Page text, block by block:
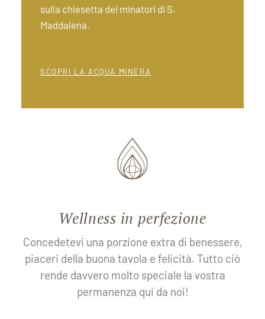
sulla chiesetta dei minatori di S.
Maddalena.
SCOPRI LA ACQUA MINERA
Wellness in perfezione
Concedetevi una porzione extra di benessere,
piaceri della buona tavola e felicità. Tutto ciò
rende davvero molto speciale la vostra
permanenza qui da noi!